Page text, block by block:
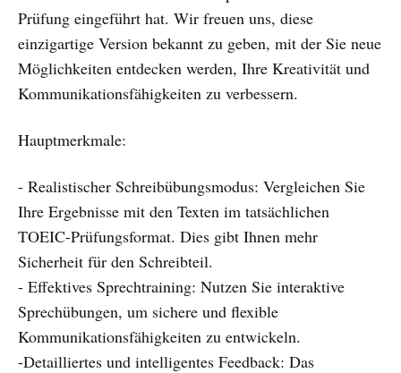
Prüfung eingeführt hat. Wir freuen uns, diese
einzigartige Version bekannt zu geben, mit der Sie neue
Möglichkeiten entdecken werden, Ihre Kreativität und
Kommunikationsfähigkeiten zu verbessern.
Hauptmerkmale:
- Realistischer Schreibübungsmodus: Vergleichen Sie
Ihre Ergebnisse mit den Texten im tatsächlichen
TOEIC-Prüfungsformat. Dies gibt Ihnen mehr
Sicherheit für den Schreibteil.
- Effektives Sprechtraining: Nutzen Sie interaktive
Sprechübungen, um sichere und flexible
Kommunikationsfähigkeiten zu entwickeln.
-Detailliertes und intelligentes Feedback: Das